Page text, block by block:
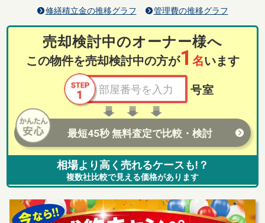
修繕積立金の推移グラフ 管理費の推移グラフ
売却検討中のオーナー様へ
この物件を売却検討中の方が1 名います
号室
最短45秒 無料査定で比較・検討
相場より高く売れるケースも!？
複数社比較で見える価格があります